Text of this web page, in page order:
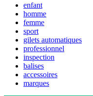
enfant
homme
femme
sport
gilets automatiques
professionnel
inspection
balises
accessoires
marques